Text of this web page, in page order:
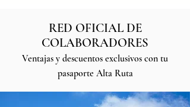
RED OFICIAL DE
COLABORADORES
Ventajas y descuentos exclusivos con tu
pasaporte Alta Ruta